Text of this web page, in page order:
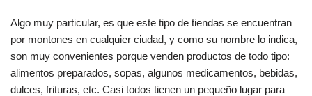
Algo muy particular, es que este tipo de tiendas se encuentran
por montones en cualquier ciudad, y como su nombre lo indica,
son muy convenientes porque venden productos de todo tipo:
alimentos preparados, sopas, algunos medicamentos, bebidas,
dulces, frituras, etc. Casi todos tienen un pequeño lugar para